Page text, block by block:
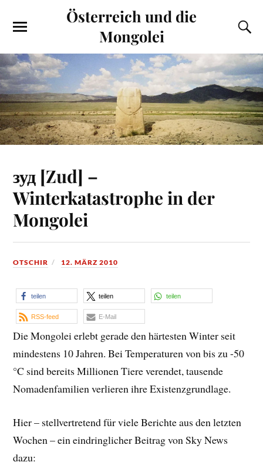
Österreich und die
Mongolei
зуд [Zud] –
Winterkatastrophe in der
Mongolei
OTSCHIR 12. MÄRZ 2010
teilen teilen teilen
RSS-feed E-Mail
Die Mongolei erlebt gerade den härtesten Winter seit
mindestens 10 Jahren. Bei Temperaturen von bis zu -50
°C sind bereits Millionen Tiere verendet, tausende
Nomadenfamilien verlieren ihre Existenzgrundlage.
Hier – stellvertretend für viele Berichte aus den letzten
Wochen – ein eindringlicher Beitrag von Sky News
dazu: